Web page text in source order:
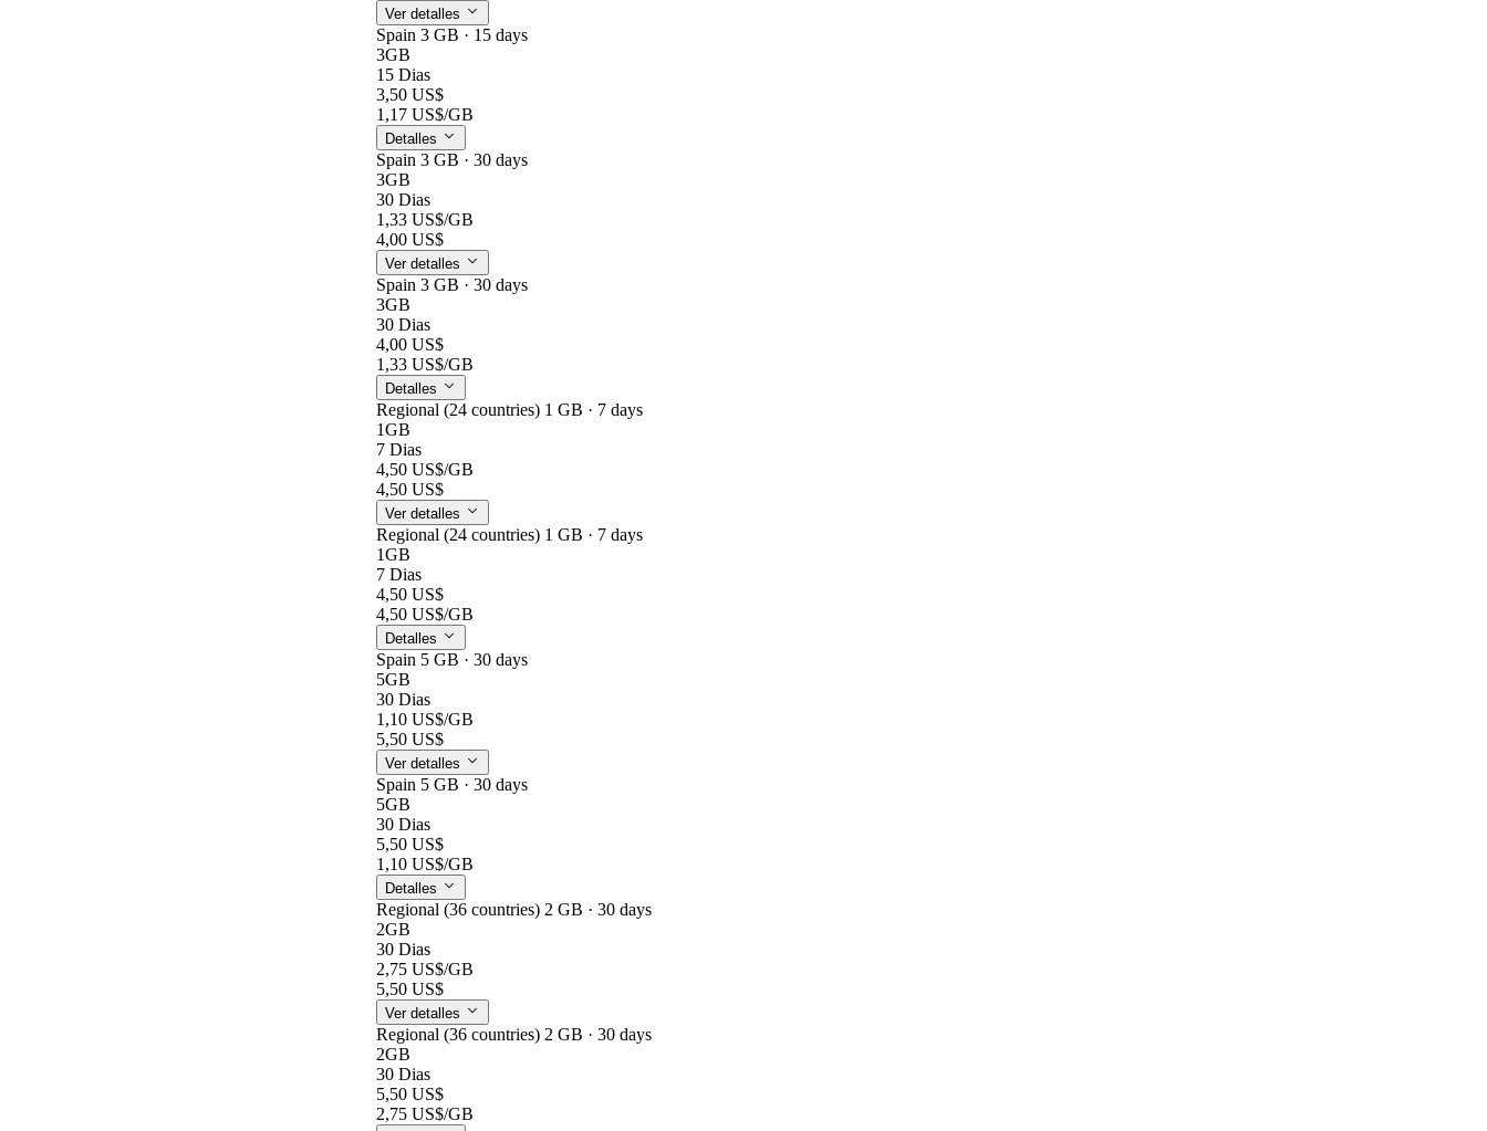
Ver detalles
Spain 3 GB · 15 days
3GB
15 Dias
3,50 US$
1,17 US$/GB
Detalles
Spain 3 GB · 30 days
3GB
30 Dias
1,33 US$/GB
4,00 US$
Ver detalles
Spain 3 GB · 30 days
3GB
30 Dias
4,00 US$
1,33 US$/GB
Detalles
Regional (24 countries) 1 GB · 7 days
1GB
7 Dias
4,50 US$/GB
4,50 US$
Ver detalles
Regional (24 countries) 1 GB · 7 days
1GB
7 Dias
4,50 US$
4,50 US$/GB
Detalles
Spain 5 GB · 30 days
5GB
30 Dias
1,10 US$/GB
5,50 US$
Ver detalles
Spain 5 GB · 30 days
5GB
30 Dias
5,50 US$
1,10 US$/GB
Detalles
Regional (36 countries) 2 GB · 30 days
2GB
30 Dias
2,75 US$/GB
5,50 US$
Ver detalles
Regional (36 countries) 2 GB · 30 days
2GB
30 Dias
5,50 US$
2,75 US$/GB